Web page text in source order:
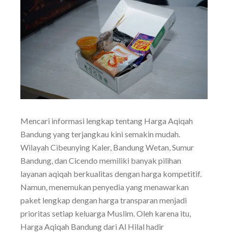
Mencari informasi lengkap tentang Harga Aqiqah
Bandung yang terjangkau kini semakin mudah.
Wilayah Cibeunying Kaler, Bandung Wetan, Sumur
Bandung, dan Cicendo memiliki banyak pilihan
layanan aqiqah berkualitas dengan harga kompetitif.
Namun, menemukan penyedia yang menawarkan
paket lengkap dengan harga transparan menjadi
prioritas setiap keluarga Muslim. Oleh karena itu,
Harga Aqiqah Bandung dari Al Hilal hadir